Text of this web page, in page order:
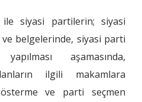
siyasi partilerin; siyasi
belgelerinde, siyasi parti
aşamasında,
ilgili makamlara
ve parti seçmen